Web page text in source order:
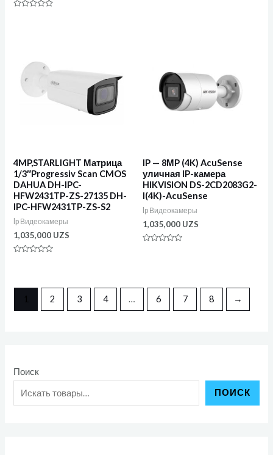
Поиск
ПОИСК
4MP,STARLIGHT Матрица
1/3″Progressiv Scan CMOS
DAHUA DH-IPC-
HFW2431TP-ZS-27135 DH-
IPC-HFW2431TP-ZS-S2
Ip Видеокамеры
1,035,000 UZS
IP — 8МP (4K) AcuSense
уличная IP-камера
HIKVISION DS-2CD2083G2-
I(4K)-AcuSense
Ip Видеокамеры
1,035,000 UZS
1 2 3 4 … 6 7 8 →